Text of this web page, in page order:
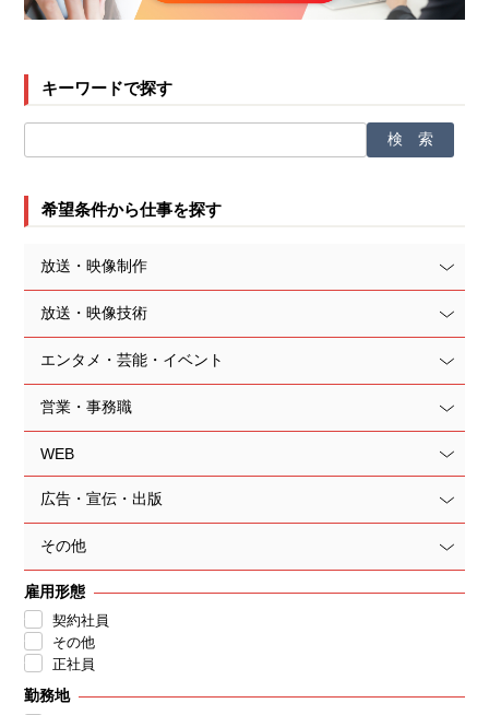
キーワードで探す
希望条件から仕事を探す
放送・映像制作
放送・映像技術
エンタメ・芸能・イベント
営業・事務職
WEB
広告・宣伝・出版
その他
雇用形態
契約社員
その他
正社員
勤務地